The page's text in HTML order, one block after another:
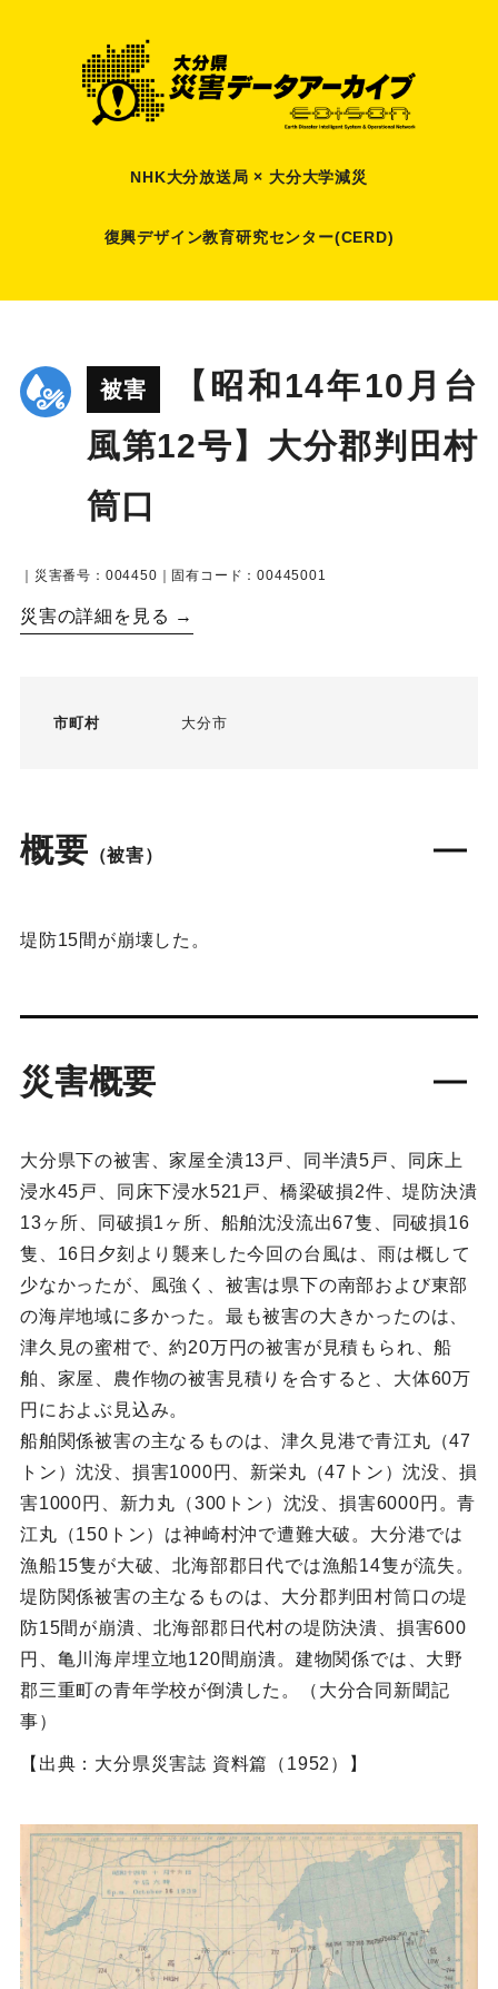
NHK大分放送局 × 大分大学減災
復興デザイン教育研究センター(CERD)
被害
【昭和14年10月台
風第12号】大分郡判田村
筒口
｜災害番号：004450｜固有コード：00445001
災害の詳細を見る →
市町村 大分市
概要 （被害）
堤防15間が崩壊した。
災害概要
大分県下の被害、家屋全潰13戸、同半潰5戸、同床上
浸水45戸、同床下浸水521戸、橋梁破損2件、堤防決潰
13ヶ所、同破損1ヶ所、船舶沈没流出67隻、同破損16
隻、16日夕刻より襲来した今回の台風は、雨は概して
少なかったが、風強く、被害は県下の南部および東部
の海岸地域に多かった。最も被害の大きかったのは、
津久見の蜜柑で、約20万円の被害が見積もられ、船
舶、家屋、農作物の被害見積りを合すると、大体60万
円におよぶ見込み。
船舶関係被害の主なるものは、津久見港で青江丸（47
トン）沈没、損害1000円、新栄丸（47トン）沈没、損
害1000円、新力丸（300トン）沈没、損害6000円。青
江丸（150トン）は神崎村沖で遭難大破。大分港では
漁船15隻が大破、北海部郡日代では漁船14隻が流失。
堤防関係被害の主なるものは、大分郡判田村筒口の堤
防15間が崩潰、北海部郡日代村の堤防決潰、損害600
円、亀川海岸埋立地120間崩潰。建物関係では、大野
郡三重町の青年学校が倒潰した。（大分合同新聞記
事）
【出典：大分県災害誌 資料篇（1952）】